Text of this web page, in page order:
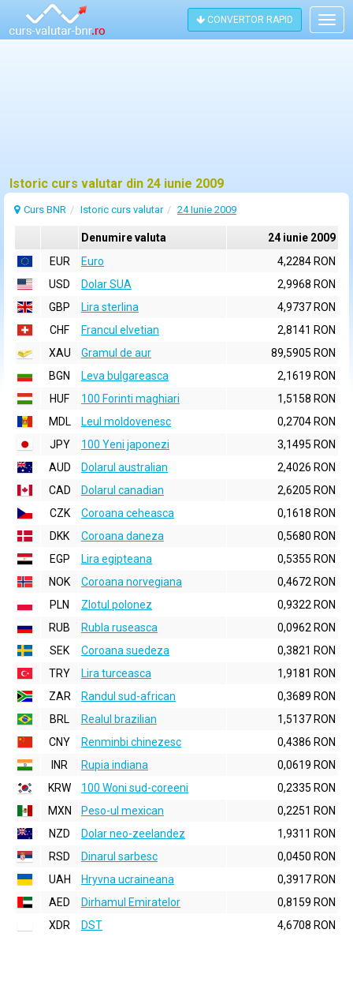
CONVERTOR RAPID
Istoric curs valutar din 24 iunie 2009
Curs BNR Istoric curs valutar 24 Iunie 2009
Denumire valuta
24 iunie 2009
EUR
Euro
4,2284 RON
USD
Dolar SUA
2,9968 RON
GBP
Lira sterlina
4,9737 RON
CHF
Francul elvetian
2,8141 RON
XAU
Gramul de aur
89,5905 RON
BGN
Leva bulgareasca
2,1619 RON
HUF
100 Forinti maghiari
1,5158 RON
MDL
Leul moldovenesc
0,2704 RON
JPY
100 Yeni japonezi
3,1495 RON
AUD
Dolarul australian
2,4026 RON
CAD
Dolarul canadian
2,6205 RON
CZK
Coroana ceheasca
0,1618 RON
DKK
Coroana daneza
0,5680 RON
EGP
Lira egipteana
0,5355 RON
NOK
Coroana norvegiana
0,4672 RON
PLN
Zlotul polonez
0,9322 RON
RUB
Rubla ruseasca
0,0962 RON
SEK
Coroana suedeza
0,3821 RON
TRY
Lira turceasca
1,9181 RON
ZAR
Randul sud-african
0,3689 RON
BRL
Realul brazilian
1,5137 RON
CNY
Renminbi chinezesc
0,4386 RON
INR
Rupia indiana
0,0619 RON
KRW
100 Woni sud-coreeni
0,2335 RON
MXN
Peso-ul mexican
0,2251 RON
NZD
Dolar neo-zeelandez
1,9311 RON
RSD
Dinarul sarbesc
0,0450 RON
UAH
Hryvna ucraineana
0,3917 RON
AED
Dirhamul Emiratelor
0,8159 RON
XDR
DST 4,6708 RON